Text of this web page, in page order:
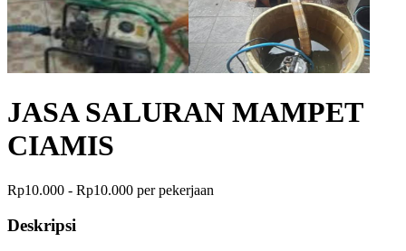
JASA SALURAN MAMPET
CIAMIS
Rp10.000 - Rp10.000 per pekerjaan
Deskripsi